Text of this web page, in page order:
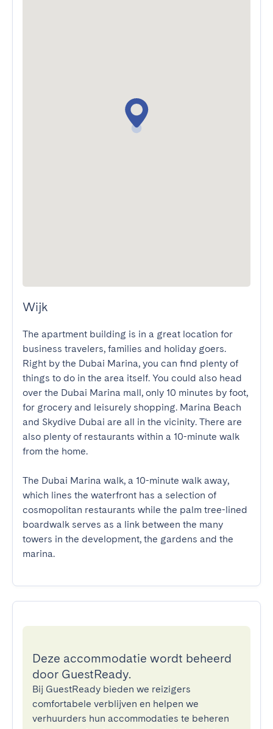
Wijk
The apartment building is in a great location for
business travelers, families and holiday goers.
Right by the Dubai Marina, you can find plenty of
things to do in the area itself. You could also head
over the Dubai Marina mall, only 10 minutes by foot,
for grocery and leisurely shopping. Marina Beach
and Skydive Dubai are all in the vicinity. There are
also plenty of restaurants within a 10-minute walk
from the home.
The Dubai Marina walk, a 10-minute walk away,
which lines the waterfront has a selection of
cosmopolitan restaurants while the palm tree-lined
boardwalk serves as a link between the many
towers in the development, the gardens and the
marina.
Deze accommodatie wordt beheerd
door GuestReady.
Bij GuestReady bieden we reizigers
comfortabele verblijven en helpen we
verhuurders hun accommodaties te beheren